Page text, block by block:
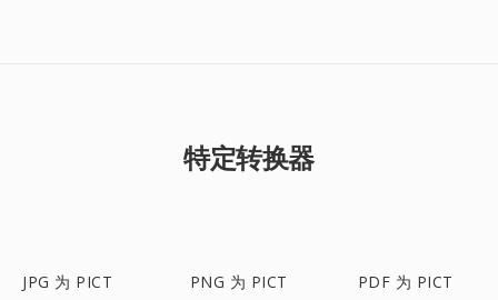
特定转换器
JPG 为 PICT PNG 为 PICT PDF 为 PICT